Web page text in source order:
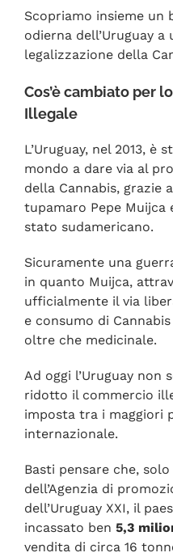
Scopriamo insieme un
odierna dell’Uruguay
legalizzazione della
Cos’è cambiato per
Illegale
L’Uruguay, nel 2013, è
mondo a dare via al
della Cannabis, grazie
tupamaro Pepe
stato sudamericano.
Sicuramente una
in quanto Muijca,
ufficialmente il via
e consumo di
oltre che medicinale.
Ad oggi l’Uruguay non
ridotto il commercio
imposta tra i maggiori
internazionale.
Basti pensare che,
dell’Agenzia di
dell’Uruguay XXI, il
incassato ben 5,3
vendita di circa 16